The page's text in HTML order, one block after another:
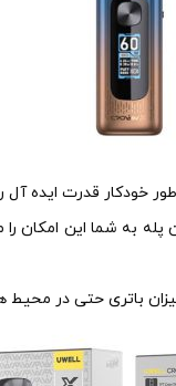
به شما این امکان